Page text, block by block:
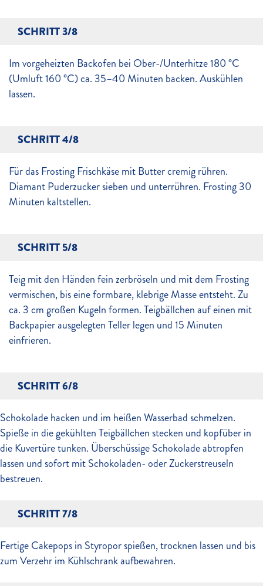
SCHRITT 3/8
Im vorgeheizten Backofen bei Ober-/Unterhitze 180 °C
(Umluft 160 °C) ca. 35–40 Minuten backen. Auskühlen
lassen.
SCHRITT 4/8
Für das Frosting Frischkäse mit Butter cremig rühren.
Diamant Puderzucker sieben und unterrühren. Frosting 30
Minuten kaltstellen.
SCHRITT 5/8
Teig mit den Händen fein zerbröseln und mit dem Frosting
vermischen, bis eine formbare, klebrige Masse entsteht. Zu
ca. 3 cm großen Kugeln formen. Teigbällchen auf einen mit
Backpapier ausgelegten Teller legen und 15 Minuten
einfrieren.
SCHRITT 6/8
Schokolade hacken und im heißen Wasserbad schmelzen.
Spieße in die gekühlten Teigbällchen stecken und kopfüber in
die Kuvertüre tunken. Überschüssige Schokolade abtropfen
lassen und sofort mit Schokoladen- oder Zuckerstreuseln
bestreuen.
SCHRITT 7/8
Fertige Cakepops in Styropor spießen, trocknen lassen und bis
zum Verzehr im Kühlschrank aufbewahren.